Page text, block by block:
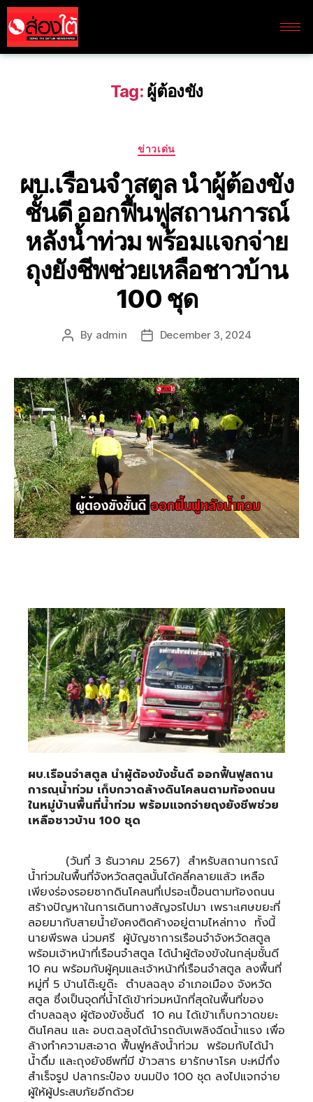
Tag: ผู้ต้องขัง
ข่าวเด่น
ผบ.เรือนจำสตูล นำผู้ต้องขัง
ชั้นดี ออกฟื้นฟูสถานการณ์
หลังน้ำท่วม พร้อมแจกจ่าย
ถุงยังชีพช่วยเหลือชาวบ้าน
100 ชุด
By admin December 3, 2024
ผบ.เรือนจำสตูล นำผู้ต้องขังชั้นดี ออกฟื้นฟูสถาน
การณฺน้ำท่วม เก็บกวาดล้างดินโคลนตามท้องถนน
ในหมู่บ้านพื้นที่น้ำท่วม พร้อมแจกจ่ายถุงยังชีพช่วย
เหลือชาวบ้าน 100 ชุด
(วันที่ 3 ธันวาคม 2567) สำหรับสถานการณ์
น้ำท่วมในพื้นที่จังหวัดสตูลนั้นได้คลี่คลายแล้ว เหลือ
เพียงร่องรอยซากดินโคลนที่เปรอะเปื้อนตามท้องถนน
สร้างปัญหาในการเดินทางสัญจรไปมา เพราะเศษขยะที่
ลอยมากับสายน้ำยังคงติดค้างอยู่ตามไหล่ทาง ทั้งนี้
นายพีรพล น่วมศรี ผู้บัญชาการเรือนจำจังหวัดสตูล
พร้อมเจ้าหน้าที่เรือนจำสตูล ได้นำผู้ต้องขังในกลุ่มชั้นดี
10 คน พร้อมกับผู้คุมและเจ้าหน้าที่เรือนจำสตูล ลงพื้นที่
หมู่ที่ 5 บ้านโต๊ะยูด๊ะ ตำบลฉลุง อำเภอเมือง จังหวัด
สตูล ซึ่งเป็นจุดที่น้ำได้เข้าท่วมหนักที่สุดในพื้นที่ของ
ตำบลฉลุง ผู้ต้องขังชั้นดี 10 คน ได้เข้าเก็บกวาดขยะ
ดินโคลน และ อบต.ฉลุงได้นำรถดับเพลิงฉีดน้ำแรง เพื่อ
ล้างทำความสะอาด ฟื้นฟูหลังน้ำท่วม พร้อมกับได้นำ
น้ำดื่ม และถุงยังชีพที่มี ข้าวสาร ยารักษาโรค บะหมี่กึ่ง
สำเร็จรูป ปลากระป๋อง ขนมปัง 100 ชุด ลงไปแจกจ่าย
ผู้ให้ผู้ประสบภัยอีกด้วย